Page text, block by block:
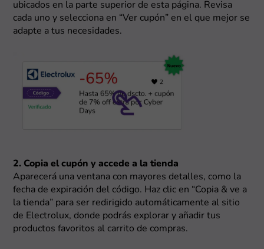
ubicados en la parte superior de esta página. Revisa
cada uno y selecciona en “Ver cupón” en el que mejor se
adapte a tus necesidades.
2. Copia el cupón y accede a la tienda
Aparecerá una ventana con mayores detalles, como la
fecha de expiración del código. Haz clic en “Copia & ve a
la tienda” para ser redirigido automáticamente al sitio
de Electrolux, donde podrás explorar y añadir tus
productos favoritos al carrito de compras.